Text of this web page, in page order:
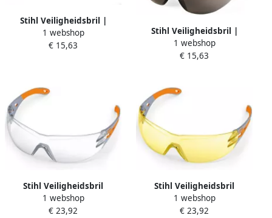
Stihl Veiligheidsbril |
FUNCTION Slim | helder
00008840377
1 webshop
€ 15,63
Stihl Veiligheidsbril |
FUNCTION Slim | getint
8840378
1 webshop
€ 15,63
Stihl Veiligheidsbril
Dynamic Light Plus | helder
00008840370
1 webshop
€ 23,92
Stihl Veiligheidsbril
Dynamic Light Plus | geel
8840372
1 webshop
€ 23,92